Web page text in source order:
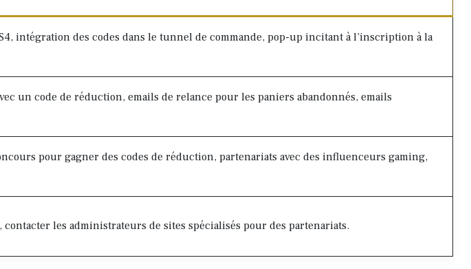
intégration des codes dans le tunnel de commande, pop-up incitant à l’inscription à la
un code de réduction, emails de relance pour les paniers abandonnés, emails
pour gagner des codes de réduction, partenariats avec des influenceurs gaming,
les administrateurs de sites spécialisés pour des partenariats.